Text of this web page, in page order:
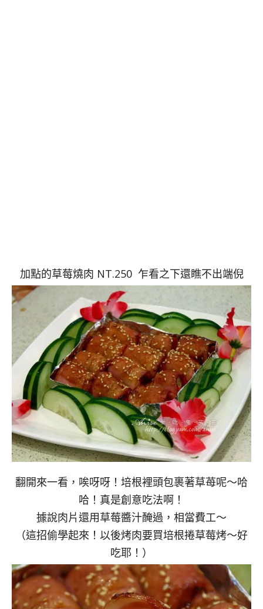
加點的草莓燒肉 NT.250 乍看之下還瞧不出端倪
翻開來一看，唉呀呀！培根裡頭包裹著草苺呢～哈
哈！真是創意吃法啊！
據說肉片還用草莓醬汁醃過，相當費工～
（這招偷學起來！以後烤肉要買培根捲草莓烤～好
吃耶！）